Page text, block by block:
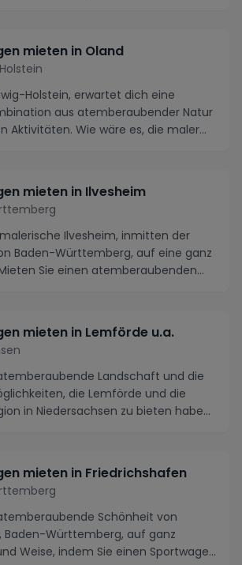
mieten in Oland
Holstein, erwartet dich eine
aus atemberaubender Natur
Aktivitäten. Wie wäre es, die maler...
mieten in Ilvesheim
malerische Ilvesheim, inmitten der
Baden-Württemberg, auf eine ganz
Sie einen atemberaubenden...
mieten in Lemförde u.a.
Landschaft und die
die Lemförde und die
in Niedersachsen zu bieten haben.
mieten in Friedrichshafen
Schönheit von
Baden-Württemberg, auf ganz
Weise, indem Sie einen Sportwagen